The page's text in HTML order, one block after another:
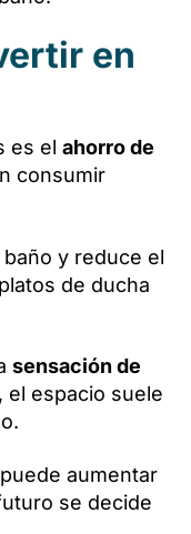
en
es el ahorro de
consumir
y reduce el
de ducha
sensación de
el espacio suele
aumentar
se decide